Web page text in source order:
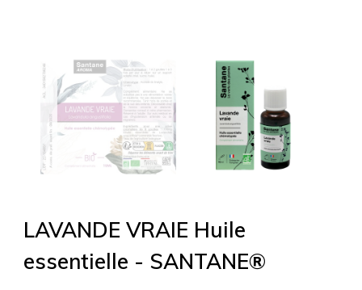
LAVANDE VRAIE Huile
essentielle - SANTANE®